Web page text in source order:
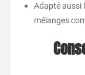
Adapté aussi
mélanges